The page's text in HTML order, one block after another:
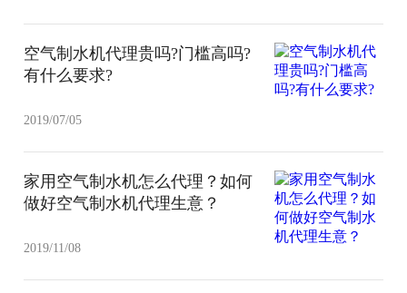
空气制水机代理贵吗?门槛高吗?
有什么要求?
2019/07/05
家用空气制水机怎么代理？如何
做好空气制水机代理生意？
2019/11/08